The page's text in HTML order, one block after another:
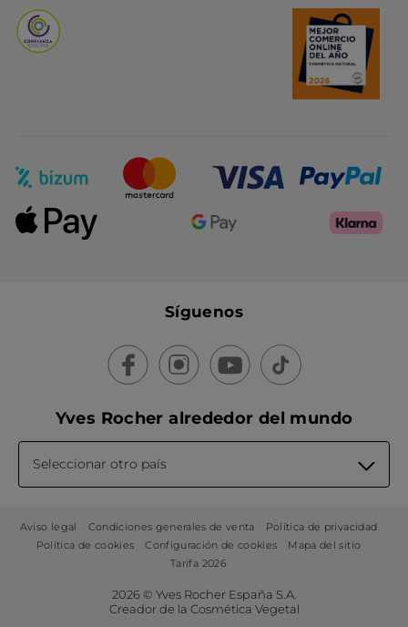
Síguenos
Yves Rocher alrededor del mundo
Seleccionar otro país
Aviso legal Condiciones generales de venta
Política de privacidad
Política de cookies
Configuración de cookies
Mapa del sitio
Tarifa 2026
2026 © Yves Rocher España S.A.
Creador de la Cosmética Vegetal